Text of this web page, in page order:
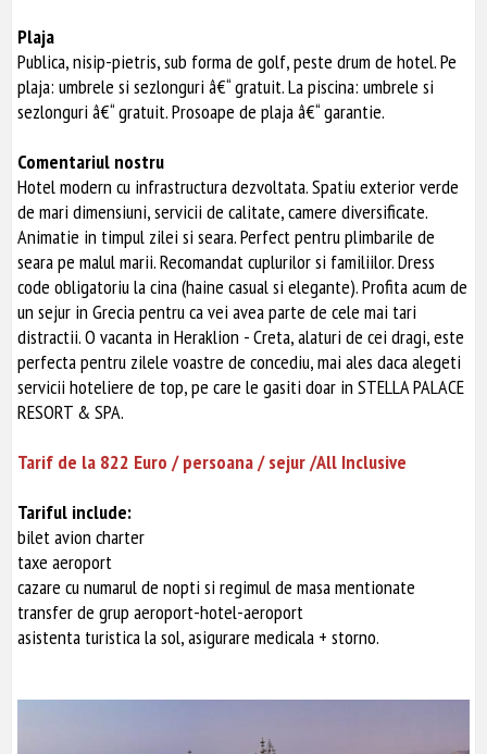
Plaja
Publica, nisip-pietris, sub forma de golf, peste drum de hotel. Pe
plaja: umbrele si sezlonguri â€“ gratuit. La piscina: umbrele si
sezlonguri â€“ gratuit. Prosoape de plaja â€“ garantie.
Comentariul nostru
Hotel modern cu infrastructura dezvoltata. Spatiu exterior verde
de mari dimensiuni, servicii de calitate, camere diversificate.
Animatie in timpul zilei si seara. Perfect pentru plimbarile de
seara pe malul marii. Recomandat cuplurilor si familiilor. Dress
code obligatoriu la cina (haine casual si elegante). Profita acum de
un sejur in Grecia pentru ca vei avea parte de cele mai tari
distractii. O vacanta in Heraklion - Creta, alaturi de cei dragi, este
perfecta pentru zilele voastre de concediu, mai ales daca alegeti
servicii hoteliere de top, pe care le gasiti doar in STELLA PALACE
RESORT & SPA.
Tarif de la 822 Euro / persoana / sejur /All Inclusive
Tariful include:
bilet avion charter
taxe aeroport
cazare cu numarul de nopti si regimul de masa mentionate
transfer de grup aeroport-hotel-aeroport
asistenta turistica la sol, asigurare medicala + storno.